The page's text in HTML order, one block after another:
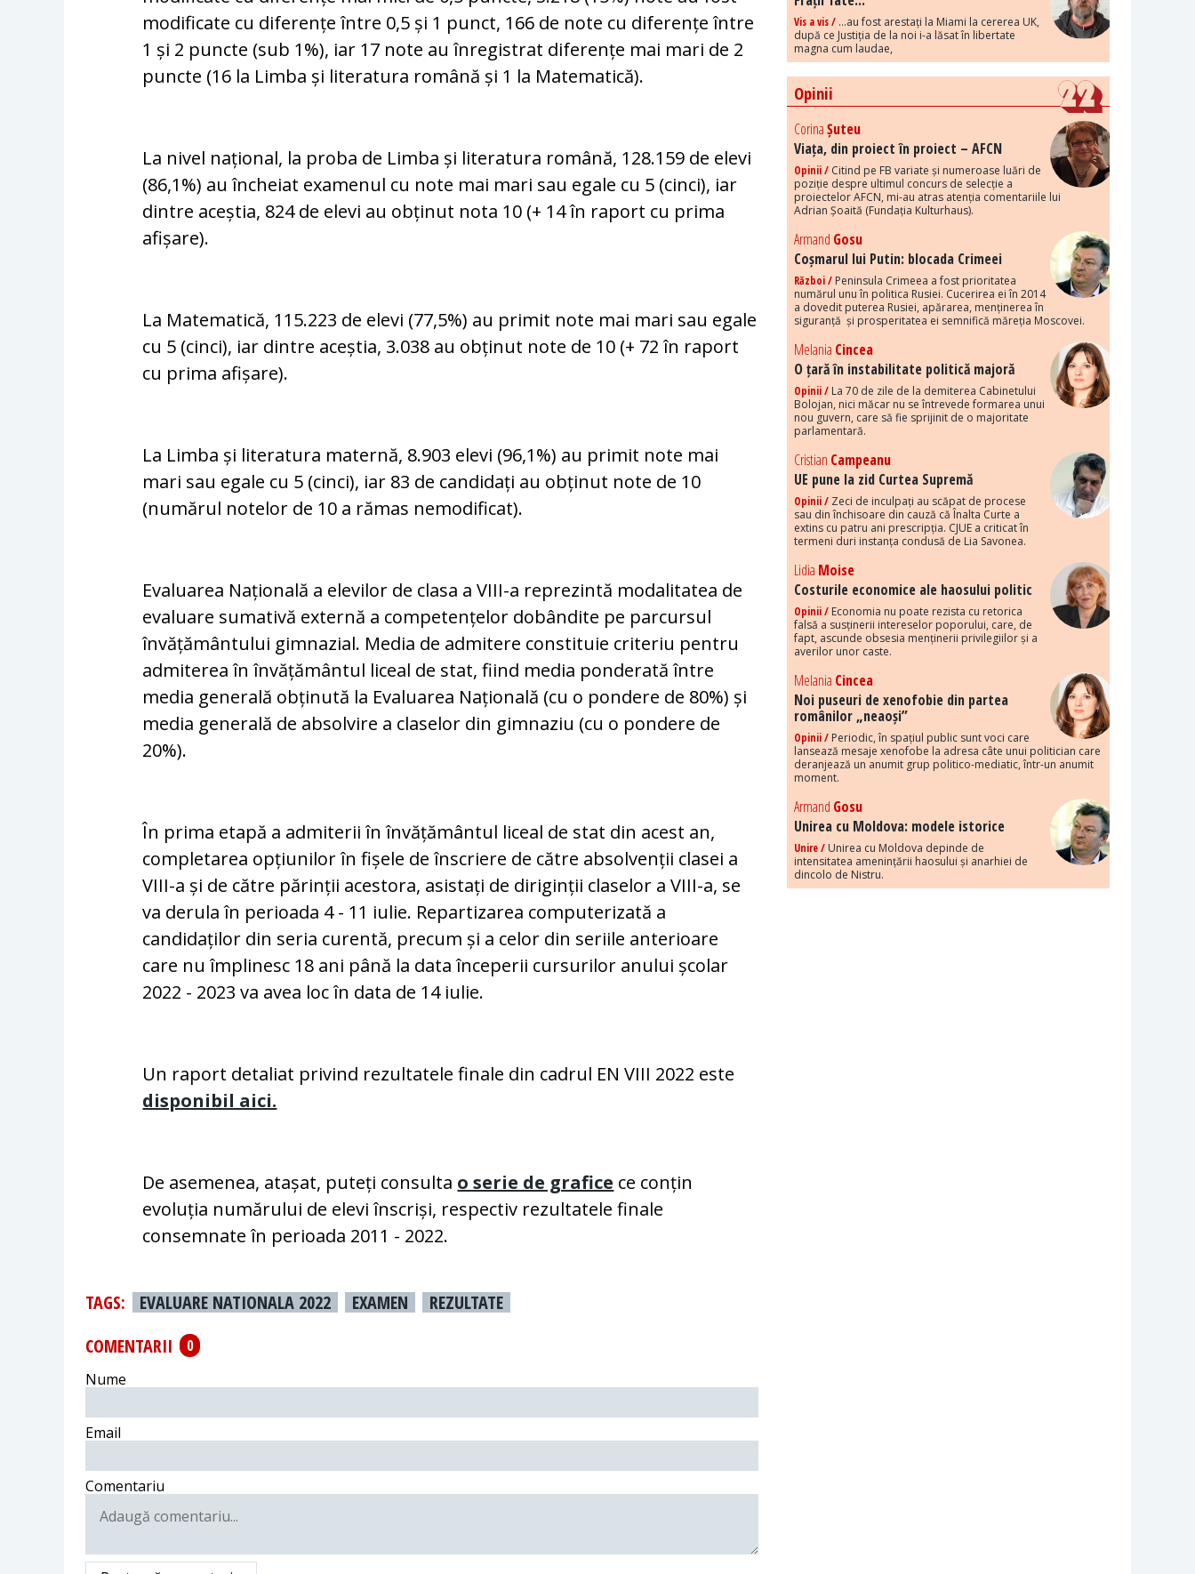
modificate cu diferențe între 0,5 și 1 punct, 166 de note cu diferențe între
1 și 2 puncte (sub 1%), iar 17 note au înregistrat diferențe mai mari de 2
puncte (16 la Limba și literatura română și 1 la Matematică).
La nivel național, la proba de Limba și literatura română, 128.159 de elevi
(86,1%) au încheiat examenul cu note mai mari sau egale cu 5 (cinci), iar
dintre aceștia, 824 de elevi au obținut nota 10 (+ 14 în raport cu prima
afișare).
La Matematică, 115.223 de elevi (77,5%) au primit note mai mari sau egale
cu 5 (cinci), iar dintre aceștia, 3.038 au obținut note de 10 (+ 72 în raport
cu prima afișare).
La Limba și literatura maternă, 8.903 elevi (96,1%) au primit note mai
mari sau egale cu 5 (cinci), iar 83 de candidați au obținut note de 10
(numărul notelor de 10 a rămas nemodificat).
Evaluarea Națională a elevilor de clasa a VIII-a reprezintă modalitatea de
evaluare sumativă externă a competențelor dobândite pe parcursul
învățământului gimnazial. Media de admitere constituie criteriu pentru
admiterea în învățământul liceal de stat, fiind media ponderată între
media generală obținută la Evaluarea Națională (cu o pondere de 80%) și
media generală de absolvire a claselor din gimnaziu (cu o pondere de
20%).
În prima etapă a admiterii în învățământul liceal de stat din acest an,
completarea opțiunilor în fișele de înscriere de către absolvenții clasei a
VIII-a și de către părinții acestora, asistați de diriginții claselor a VIII-a, se
va derula în perioada 4 - 11 iulie. Repartizarea computerizată a
candidaților din seria curentă, precum și a celor din seriile anterioare
care nu împlinesc 18 ani până la data începerii cursurilor anului școlar
2022 - 2023 va avea loc în data de 14 iulie.
Un raport detaliat privind rezultatele finale din cadrul EN VIII 2022 este
disponibil aici.
De asemenea, atașat, puteți consulta o serie de grafice ce conțin
evoluția numărului de elevi înscriși, respectiv rezultatele finale
consemnate în perioada 2011 - 2022.
TAGS: EVALUARE NATIONALA 2022 EXAMEN
REZULTATE
COMENTARII
0
Nume
Email
Comentariu
Vis a vis / ...au fost arestați la Miami la cererea UK,
după ce Justiția de la noi i-a lăsat în libertate
magna cum laudae,
Opinii
CorinaȘuteu
Viața, din proiect în proiect – AFCN
Opinii / Citind pe FB variate și numeroase luări de
poziție despre ultimul concurs de selecție a
proiectelor AFCN, mi-au atras atenția comentariile lui
Adrian Șoaită (Fundația Kulturhaus).
Armand Gosu
Coșmarul lui Putin: blocada Crimeei
Război / Peninsula Crimeea a fost prioritatea
numărul unu în politica Rusiei. Cucerirea ei în 2014
a dovedit puterea Rusiei, apărarea, menținerea în
siguranță și prosperitatea ei semnifică măreția Moscovei.
Melania Cincea
O țară în instabilitate politică majoră
Opinii / La 70 de zile de la demiterea Cabinetului
Bolojan, nici măcar nu se întrevede formarea unui
nou guvern, care să fie sprijinit de o majoritate
parlamentară.
Cristian Campeanu
UE pune la zid Curtea Supremă
Opinii / Zeci de inculpați au scăpat de procese
sau din închisoare din cauză că Înalta Curte a
extins cu patru ani prescripția. CJUE a criticat în
termeni duri instanța condusă de Lia Savonea.
Lidia Moise
Costurile economice ale haosului politic
Opinii / Economia nu poate rezista cu retorica
falsă a susținerii intereselor poporului, care, de
fapt, ascunde obsesia menținerii privilegiilor și a
averilor unor caste.
Melania Cincea
Noi puseuri de xenofobie din partea
românilor „neaoși”
Opinii / Periodic, în spațiul public sunt voci care
lansează mesaje xenofobe la adresa câte unui politician care
deranjează un anumit grup politico-mediatic, într-un anumit
moment.
Armand Gosu
Unirea cu Moldova: modele istorice
Unire / Unirea cu Moldova depinde de
intensitatea amenințării haosului și anarhiei de
dincolo de Nistru.